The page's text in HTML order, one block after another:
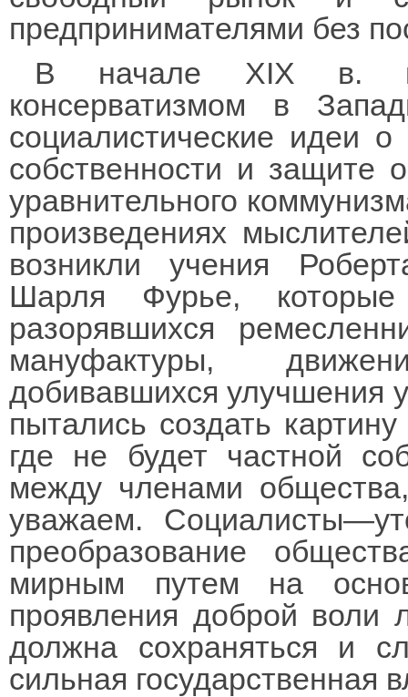
предпринимателями без
В начале XIX в.
консерватизмом в
социалистические идеи
собственности и защите
уравнительного
произведениях
возникли учения
Шарля Фурье,
разорявшихся
мануфактуры,
добивавшихся улучшения
пытались создать
где не будет частной
между членами
уважаем.
преобразование
мирным путем на
проявления доброй воли
должна сохраняться и
сильная государственная